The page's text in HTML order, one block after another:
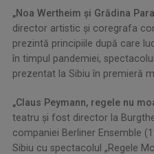
„Noa Wertheim și Grădina
director artistic și coregrafa
prezintă principiile după care
în timpul pandemiei,
prezentat la Sibiu în premieră
„Claus Peymann, regele nu
teatru și fost director la
companiei Berliner Ensemble
Sibiu cu spectacolul „Regele